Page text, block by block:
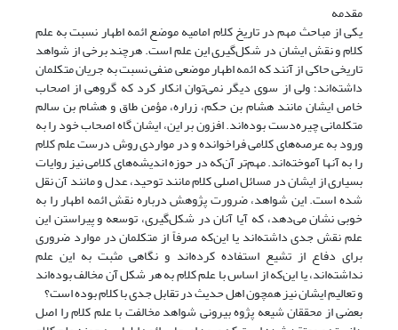
مقدمه
یکی از مباحث مهم در تاریخ کلام امامیه موضع ائمه اطهار نسبت به علم
کلام و نقش ایشان در شکل‌گیری این علم است. هرچند برخی از شواهد
تاریخی حاکی از آنند که ائمه اطهار موضعی منفی نسبت به جریان متکلمان
داشته‌اند؛ ولی از سوی دیگر نمی‌توان انکار کرد که گروهی از اصحاب
خاص ایشان مانند هشام بن حکم، زراره، مؤمن طاق و هشام بن سالم
متکلمانی چیره‌دست بوده‌اند. افزون بر این، ایشان گاه اصحاب خود را به
ورود به عرصه‌های کلامی فراخوانده و در مواردی روش درست علم کلام
را به آنها آموخته‌اند. مهم‌تر آن‌که در حوزه اندیشه‌های کلامی نیز روایات
بسیاری از ایشان در مسائل اصلی کلام مانند توحید، عدل و مانند آن نقل
شده است. این شواهد، ضرورت پژوهش درباره نقش ائمه اطهار را به
خوبی نشان می‌دهد، که آیا آنان در شکل‌گیری، توسعه و پیراستن این
علم نقش جدی داشته‌اند یا این‌که صرفاً از متکلمان در موارد ضروری
برای دفاع از تشیع استفاده کرده‌اند و نگاهی مثبت به این علم
نداشته‌اند، یا این‌که از اساس با علم کلام به هر شکل آن مخالف بوده‌اند
و تعالیم ایشان نیز همچون اهل حدیث در تقابل جدی با کلام بوده است؟
بعضی از محققان شیعه پژوه بیرونی شواهد مخالفت با علم کلام را اصل